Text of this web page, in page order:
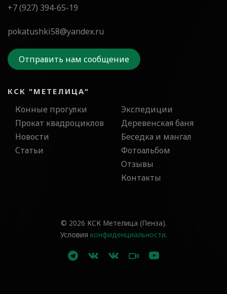
+7 (927) 394-65-19
pokatushki58@yandex.ru
Отправить нам сообщение
КСК "МЕТЕЛИЦА"
Конные прогулки
Прокат квадроциклов
Новости
Статьи
Экспедиции
Деревенская баня
Беседка и мангал
Фотоальбом
Отзывы
Контакты
© 2026 КСК Метелица (Пенза).
Условия конфиденциальности.